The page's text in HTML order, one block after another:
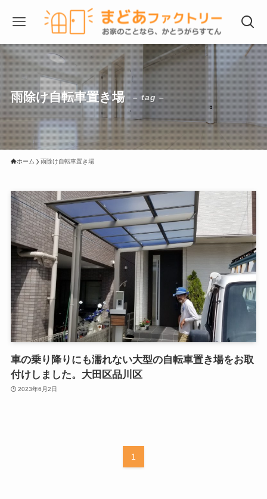
雨除け自転車置き場 – tag –
ホーム 雨除け自転車置き場
車の乗り降りにも濡れない大型の自転車置き場をお取
付けしました。大田区品川区
2023年6月2日
1